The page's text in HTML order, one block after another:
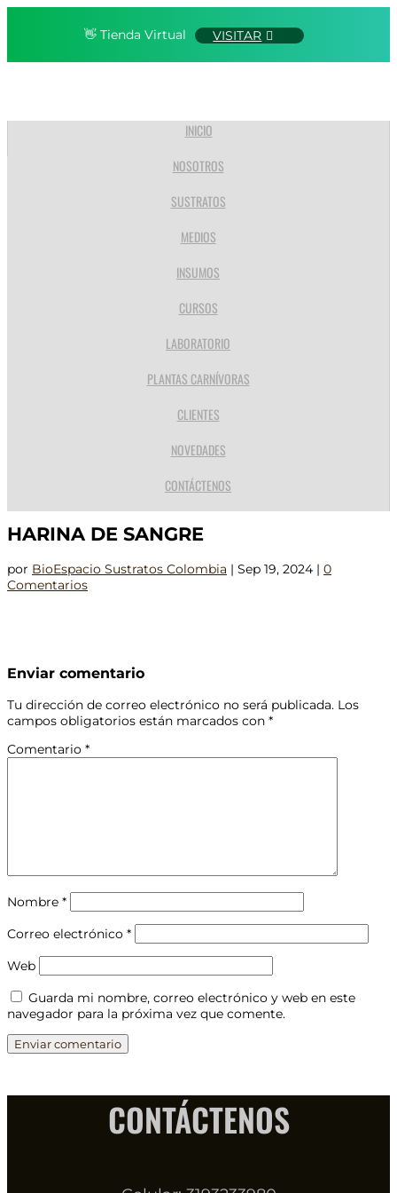
👋 Tienda Virtual VISITAR
INICIO
NOSOTROS
SUSTRATOS
MEDIOS
INSUMOS
CURSOS
LABORATORIO
PLANTAS CARNÍVORAS
CLIENTES
NOVEDADES
CONTÁCTENOS
HARINA DE SANGRE
por BioEspacio Sustratos Colombia | Sep 19, 2024 | 0
Comentarios
Enviar comentario
Tu dirección de correo electrónico no será publicada. Los
campos obligatorios están marcados con *
Comentario *
Nombre *
Correo electrónico *
Web
Guarda mi nombre, correo electrónico y web en este
navegador para la próxima vez que comente.
CONTÁCTENOS